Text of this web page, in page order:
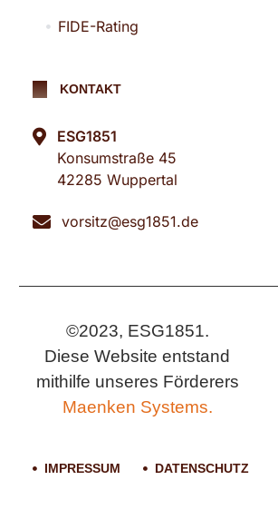
FIDE-Rating
KONTAKT
ESG1851
Konsumstraße 45
42285 Wuppertal
vorsitz@esg1851.de
©2023, ESG1851.
Diese Website entstand
mithilfe unseres Förderers
Maenken Systems.
IMPRESSUM DATENSCHUTZ